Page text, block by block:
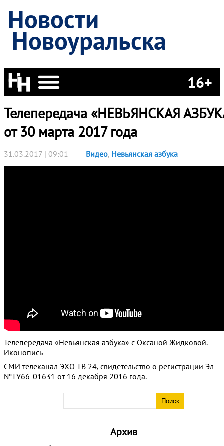
Новости
Новоуральска
16+
Архив
Телепередача «НЕВЬЯНСКАЯ
от 30 марта 2017 года
31.03.2017 | 09:01 Видео, Невьянская азбука
Телепередача «Невьянская азбука» с Оксаной Жидковой.
Иконопись
СМИ телеканал ЭХО-ТВ 24, свидетельство о регистрации Эл
№ТУ66-01631 от 16 декабря 2016 года.